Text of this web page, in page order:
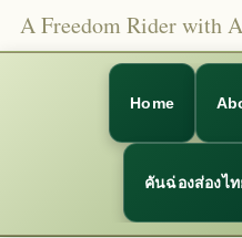
A Freedom Rider with
Home
คันฉ่องส่องไท